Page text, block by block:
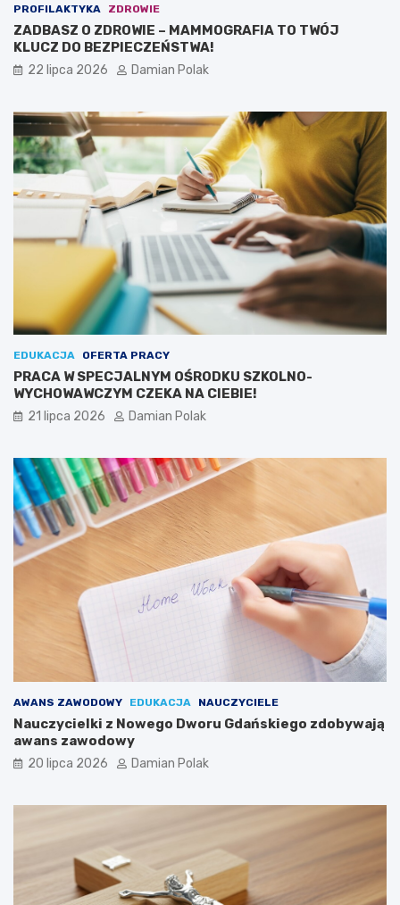
PROFILAKTYKA ZDROWIE
ZADBASZ O ZDROWIE – MAMMOGRAFIA TO TWÓJ
KLUCZ DO BEZPIECZEŃSTWA!
22 lipca 2026 Damian Polak
EDUKACJA OFERTA PRACY
PRACA W SPECJALNYM OŚRODKU SZKOLNO-
WYCHOWAWCZYM CZEKA NA CIEBIE!
21 lipca 2026 Damian Polak
AWANS ZAWODOWY EDUKACJA NAUCZYCIELE
Nauczycielki z Nowego Dworu Gdańskiego zdobywają
awans zawodowy
20 lipca 2026 Damian Polak